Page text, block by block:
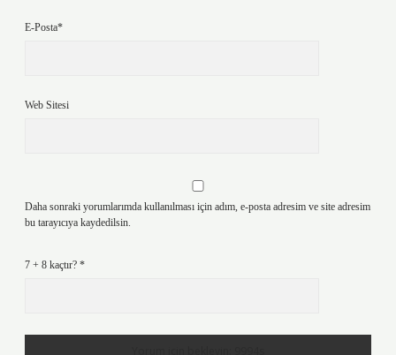
E-Posta*
Web Sitesi
Daha sonraki yorumlarımda kullanılması için adım, e-posta adresim ve site adresim
bu tarayıcıya kaydedilsin.
7 + 8 kaçtır? *